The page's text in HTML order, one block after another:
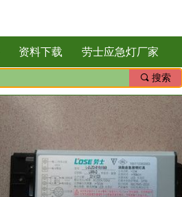
资料下载 劳士应急灯厂家
끠 搜索